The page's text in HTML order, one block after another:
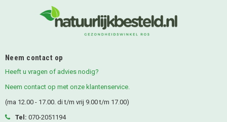
Neem contact op
Heeft u vragen of advies nodig?
Neem contact op met onze klantenservice.
(ma 12.00 - 17.00. di t/m vrij 9.00 t/m 17.00)
Tel: 070-2051194